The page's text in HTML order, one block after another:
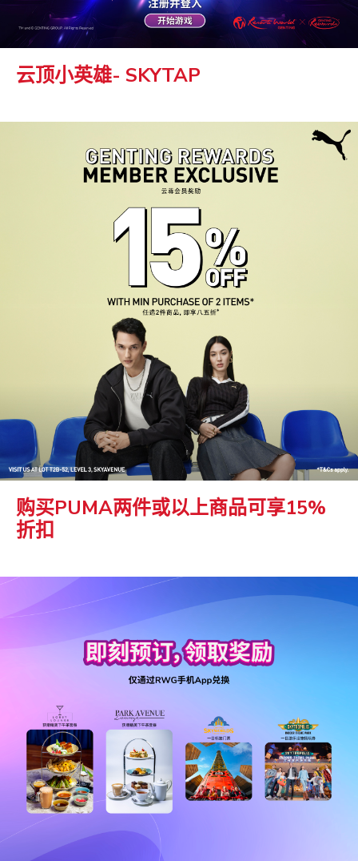
云顶小英雄- SKYTAP
购买PUMA两件或以上商品可享15%
折扣